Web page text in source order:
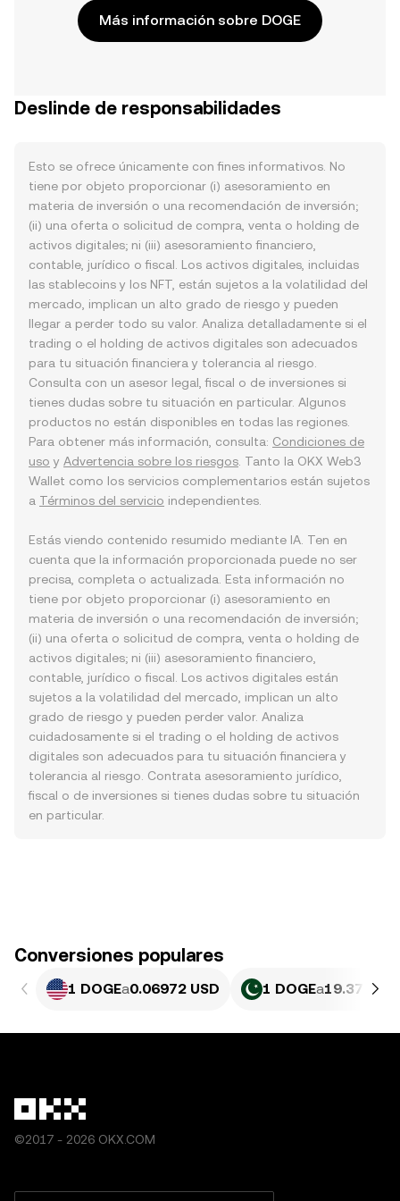
Más información sobre DOGE
Deslinde de responsabilidades
Esto se ofrece únicamente con fines informativos. No
tiene por objeto proporcionar (i) asesoramiento en
materia de inversión o una recomendación de inversión;
(ii) una oferta o solicitud de compra, venta o holding de
activos digitales; ni (iii) asesoramiento financiero,
contable, jurídico o fiscal. Los activos digitales, incluidas
las stablecoins y los NFT, están sujetos a la volatilidad del
mercado, implican un alto grado de riesgo y pueden
llegar a perder todo su valor. Analiza detalladamente si el
trading o el holding de activos digitales son adecuados
para tu situación financiera y tolerancia al riesgo.
Consulta con un asesor legal, fiscal o de inversiones si
tienes dudas sobre tu situación en particular. Algunos
productos no están disponibles en todas las regiones.
Para obtener más información, consulta: Condiciones de
uso y Advertencia sobre los riesgos . Tanto la OKX Web3
Wallet como los servicios complementarios están sujetos
a Términos del servicio independientes.
Estás viendo contenido resumido mediante IA. Ten en
cuenta que la información proporcionada puede no ser
precisa, completa o actualizada. Esta información no
tiene por objeto proporcionar (i) asesoramiento en
materia de inversión o una recomendación de inversión;
(ii) una oferta o solicitud de compra, venta o holding de
activos digitales; ni (iii) asesoramiento financiero,
contable, jurídico o fiscal. Los activos digitales están
sujetos a la volatilidad del mercado, implican un alto
grado de riesgo y pueden perder valor. Analiza
cuidadosamente si el trading o el holding de activos
digitales son adecuados para tu situación financiera y
tolerancia al riesgo. Contrata asesoramiento jurídico,
fiscal o de inversiones si tienes dudas sobre tu situación
en particular.
Conversiones populares
1 DOGEa0.06972 USD 1 DOGEa19.37 PKR
©2017 - 2026 OKX.COM